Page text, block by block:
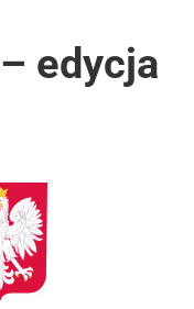
edycja